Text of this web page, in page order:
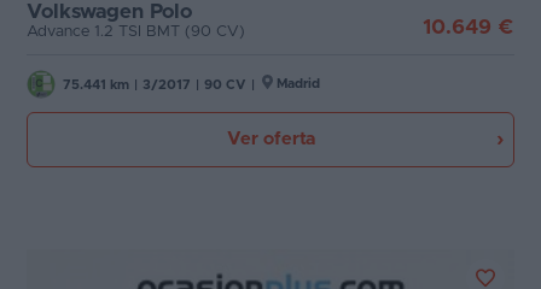
Volkswagen Polo
Advance 1.2 TSI BMT (90 CV) 10.649 €
75.441 km 3/2017 90 CV Madrid
Ver oferta